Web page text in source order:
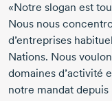
«Notre slogan est
Nous nous
d’entreprises
Nations. Nous
domaines d’activité
notre mandat depuis